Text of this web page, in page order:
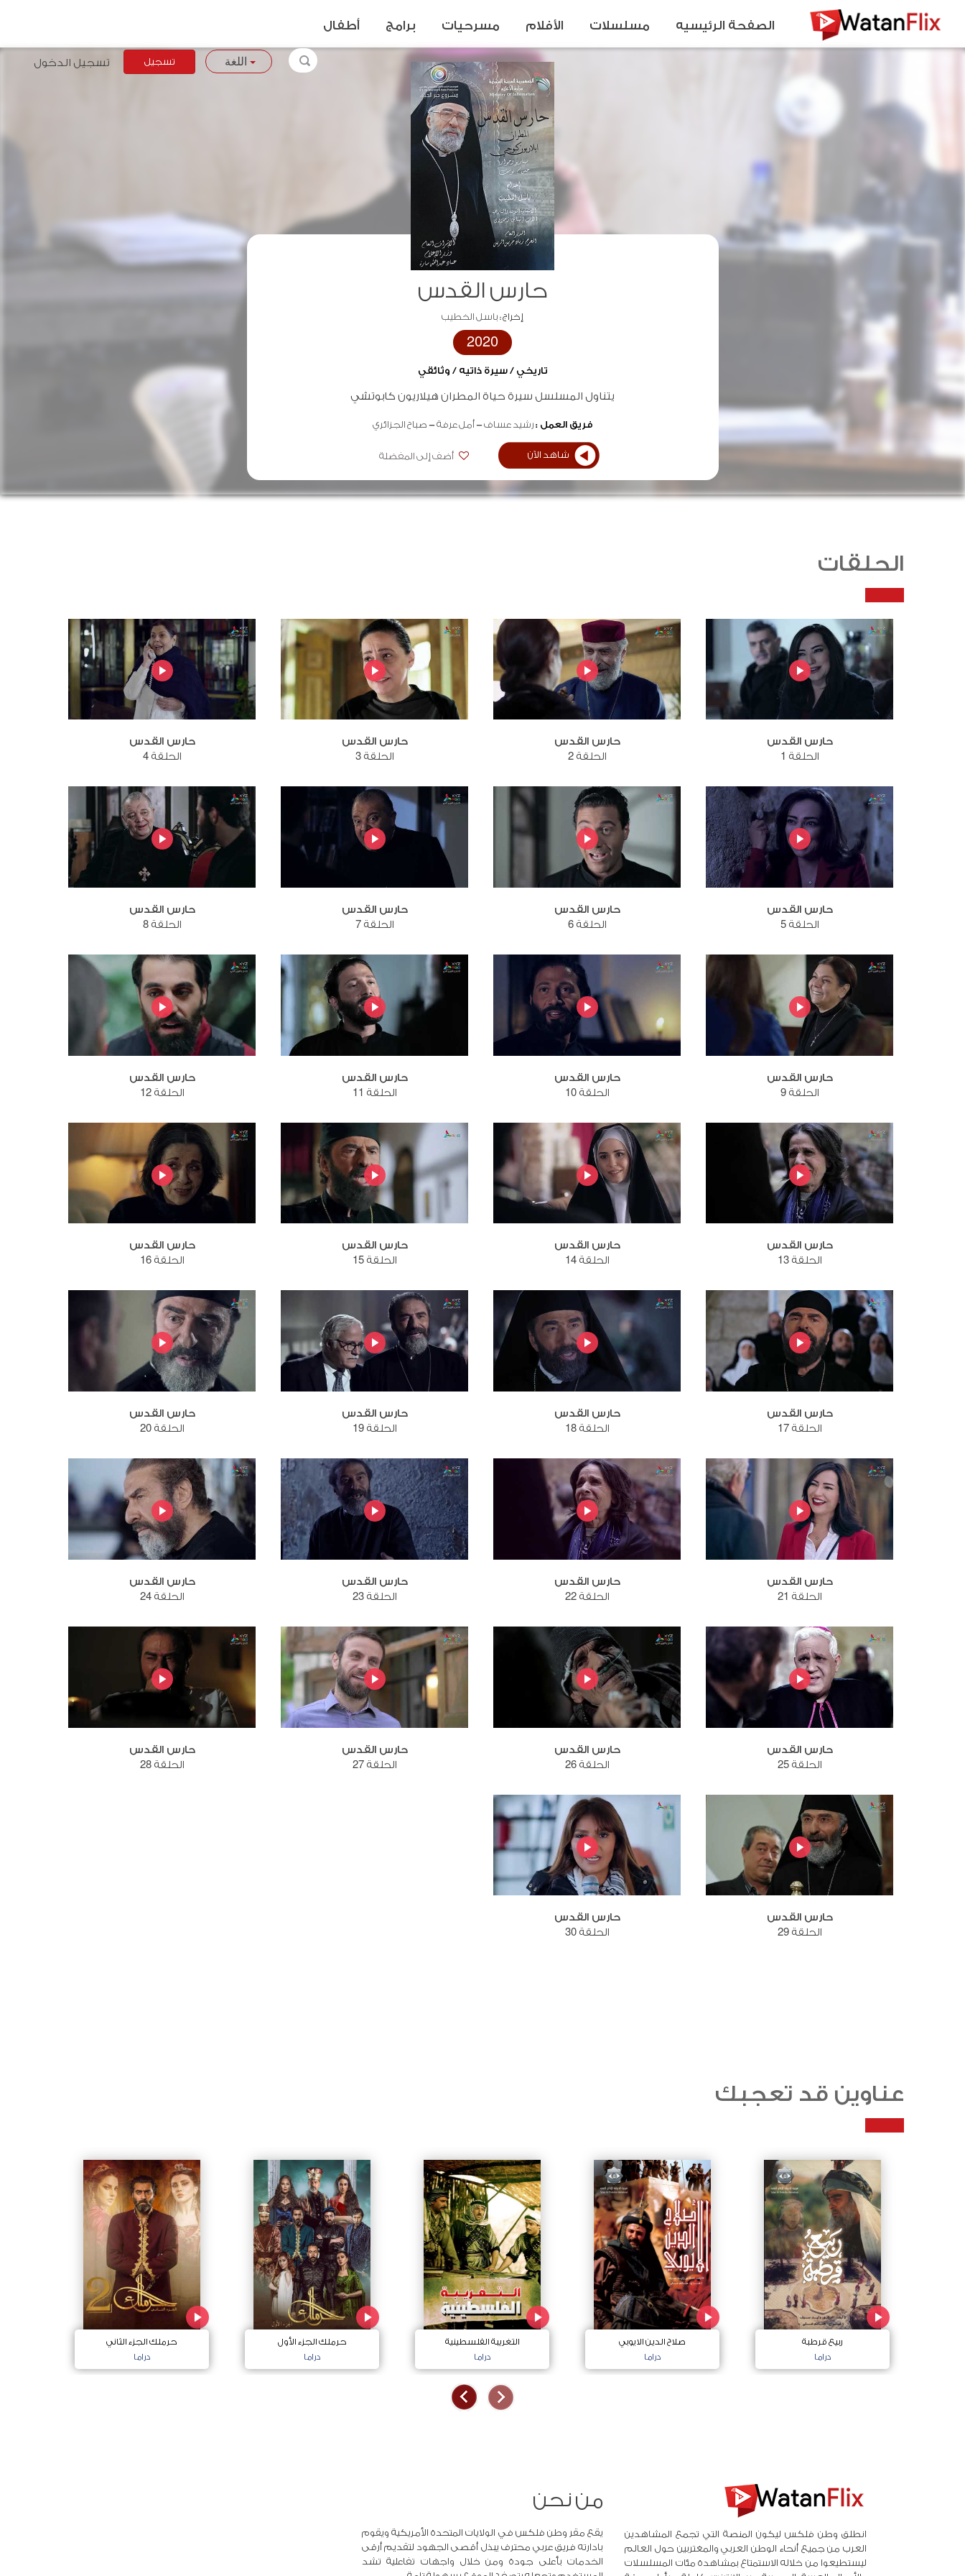
حارس القدس
إخراج :باسل الخطيب
2020
تاريخي / سيرة ذاتيه / وثائقي
يتناول المسلسل سيرة حياة المطران هيلاريون كابوتشي
فريق العمل :رشيد عساف أمل عرفة صباح الجزائري
شاهد الآن أضف إلى المفضلة
الحلقات
حارس القدس
الحلقة 1
حارس القدس
الحلقة 2
حارس القدس
الحلقة 3
حارس القدس
الحلقة 4
حارس القدس
الحلقة 5
حارس القدس
الحلقة 6
حارس القدس
الحلقة 7
حارس القدس
الحلقة 8
حارس القدس
الحلقة 9
حارس القدس
الحلقة 10
حارس القدس
الحلقة 11
حارس القدس
الحلقة 12
حارس القدس
الحلقة 13
حارس القدس
الحلقة 14
حارس القدس
الحلقة 15
حارس القدس
الحلقة 16
حارس القدس
الحلقة 17
حارس القدس
الحلقة 18
حارس القدس
الحلقة 19
حارس القدس
الحلقة 20
حارس القدس
الحلقة 21
حارس القدس
الحلقة 22
حارس القدس
الحلقة 23
حارس القدس
الحلقة 24
حارس القدس
الحلقة 25
حارس القدس
الحلقة 26
حارس القدس
الحلقة 27
حارس القدس
الحلقة 28
حارس القدس
الحلقة 29
حارس القدس
الحلقة 30
عناوين قد تعجبك
ربيع قرطبة
دراما
صلاح الدين الايوبي
دراما
التغريبة الفلسطينية
دراما
حرملك الجزء الأول
دراما
حرملك الجزء الثاني
دراما
الصفحة الرئيسيه مسلسلات الأفلام مسرحيات برامج أطفال
اللغة تسجيل تسجيل الدخول
انطلق وطن فلكس ليكون المنصة التي تجمع المشاهدين
العرب من جميع أنحاء الوطن العربي والمغتربين حول العالم
ليستطيعوا من خلاله الاستمتاع بمشاهدة مئات المسلسلات
من نحن
يقع مقر وطن فلكس في الولايات المتحدة الأمريكية ويقوم
بادارته فريق عربي محترف يبذل أقصى الجهود لتقديم أرقى
الخدمات بأعلى جودة ومن خلال واجهات تفاعلية تشد